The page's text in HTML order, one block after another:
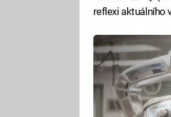
reflexi aktuálního